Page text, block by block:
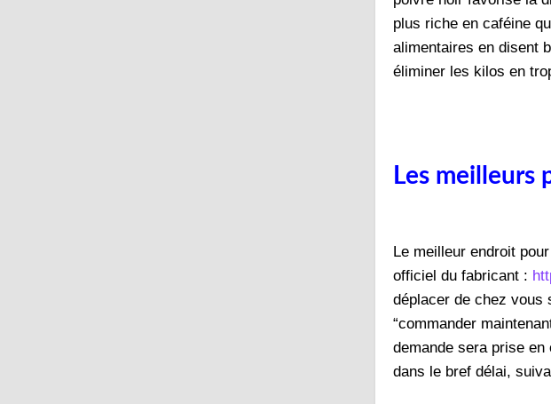
plus riche en caféine
alimentaires en disent
éliminer les kilos en
Les meilleurs
Le meilleur endroit
officiel du fabricant :
déplacer de chez vous
“commander
demande sera prise
dans le bref délai,